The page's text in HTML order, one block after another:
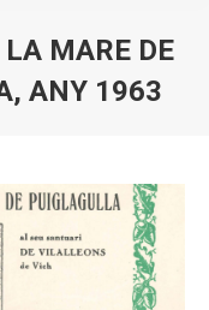
MARE DE
ANY 1963